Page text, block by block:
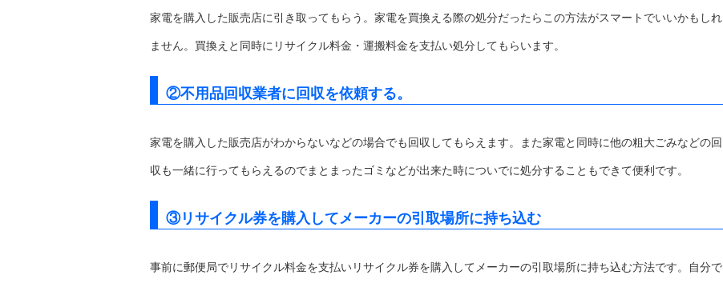
家電を購入した販売店に引き取ってもらう。家電を買換える際の処分だったらこの方法がスマートでいいかもしれ
ません。買換えと同時にリサイクル料金・運搬料金を支払い処分してもらいます。
②不用品回収業者に回収を依頼する。
家電を購入した販売店がわからないなどの場合でも回収してもらえます。また家電と同時に他の粗大ごみなどの回
収も一緒に行ってもらえるのでまとまったゴミなどが出来た時についでに処分することもできて便利です。
③リサイクル券を購入してメーカーの引取場所に持ち込む
事前に郵便局でリサイクル料金を支払いリサイクル券を購入してメーカーの引取場所に持ち込む方法です。自分で